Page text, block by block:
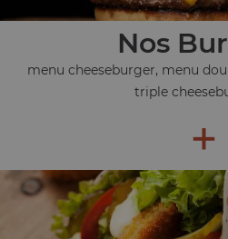
Nos
menu cheeseburger, menu
triple
+